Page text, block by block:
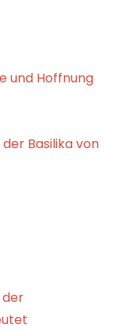
und Hoffnung
Basilika von
der